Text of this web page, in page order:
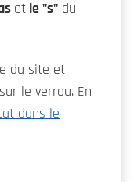
et le "s" du
du site et
le verrou. En
dans le